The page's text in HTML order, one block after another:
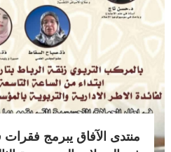
منتدى الآفاق يبرمج